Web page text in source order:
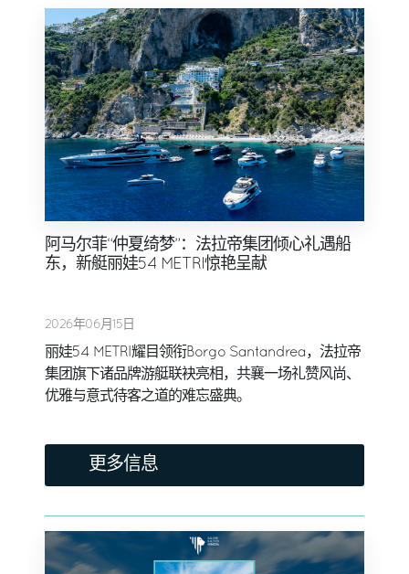
阿马尔菲“仲夏绮梦”：法拉帝集团倾心礼遇船
东，新艇丽娃54 METRI惊艳呈献
2026年06月15日
丽娃54 METRI耀目领衔Borgo Santandrea，法拉帝
集团旗下诸品牌游艇联袂亮相，共襄一场礼赞风尚、
优雅与意式待客之道的难忘盛典。
更多信息